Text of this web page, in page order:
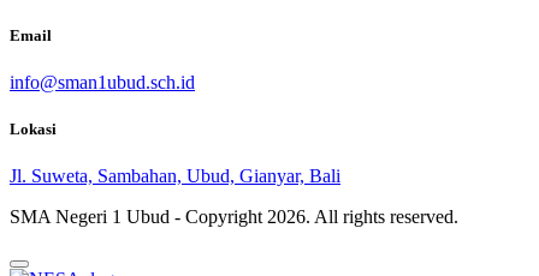
Email
info@sman1ubud.sch.id
Lokasi
Jl. Suweta, Sambahan, Ubud, Gianyar, Bali
SMA Negeri 1 Ubud - Copyright 2026. All rights reserved.